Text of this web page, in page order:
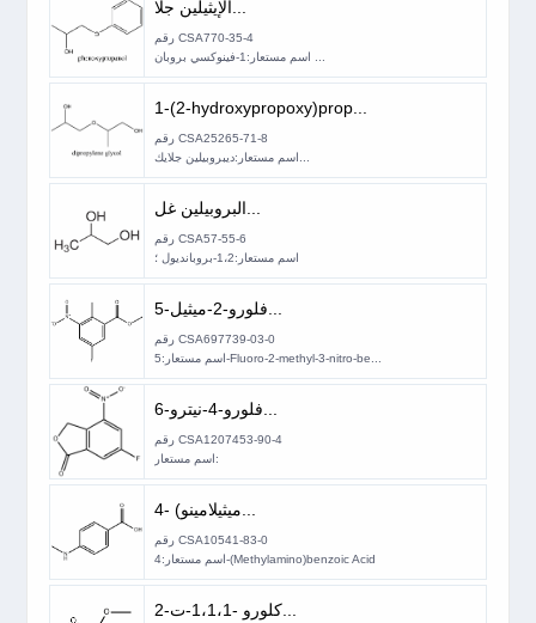
رقم CSA770-35-4
1-(2-hydroxypropoxy)prop...
رقم CSA25265-71-8
رقم CSA57-55-6
اسم مستعار:1،2-بروبانديول ؛
رقم CSA697739-03-0
اسم مستعار:5-Fluoro-2-methyl-3-nitro-be...
رقم CSA1207453-90-4
اسم مستعار:
رقم CSA10541-83-0
اسم مستعار:4-(Methylamino)benzoic Acid
2-كلورو -1،1،1-ت...